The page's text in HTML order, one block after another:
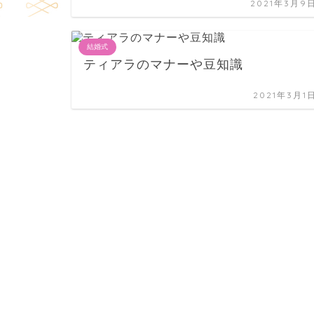
2021年3月9日
結婚式
ティアラのマナーや豆知識
2021年3月1日